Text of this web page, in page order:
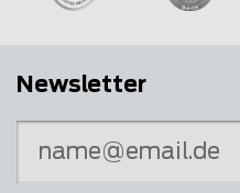
Newsletter